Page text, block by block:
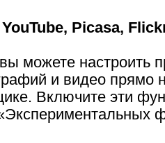
Picasa,
можете настроить
и видео прямо
Включите эти